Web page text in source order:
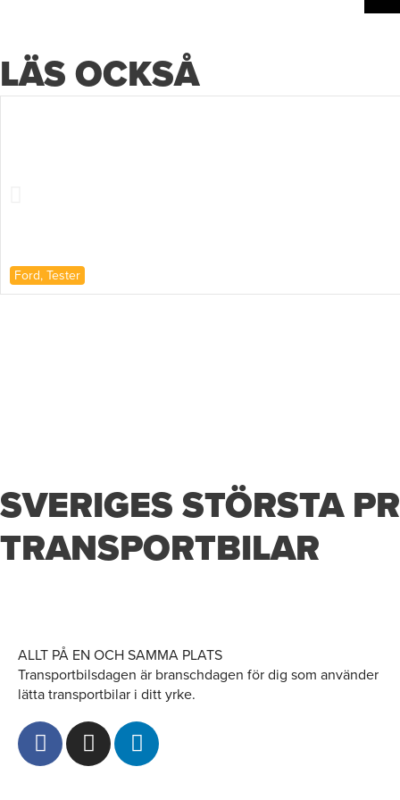
LÄS OCKSÅ
Ford, Tester
SVERIGES STÖRSTA
TRANSPORTBILAR
ALLT PÅ EN OCH SAMMA PLATS
Transportbilsdagen är branschdagen för dig som använder
lätta transportbilar i ditt yrke.
F
a
c
I
n
s
L
i
n